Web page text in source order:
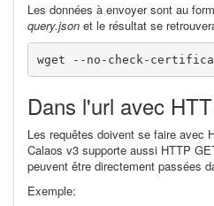
Les données à envoyer sont au
query.json et le résultat se
wget --no-check-
Dans l'url avec
Les requêtes doivent se faire avec
Calaos v3 supporte aussi HTTP
peuvent être directement passées
Exemple: